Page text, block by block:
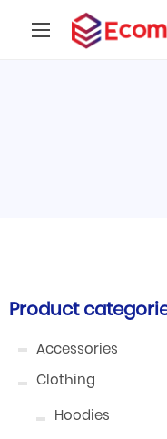
Product
Accessories
Clothing
Hoodies